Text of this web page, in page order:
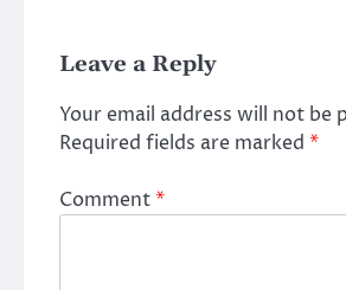
Leave a Reply
Your email address will not be
Required fields are marked *
Comment*